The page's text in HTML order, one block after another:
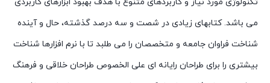
می باشد. کتابهای زیادی در شصت و سه درصد گذشته، حال و آینده
شناخت فراوان جامعه و متخصصان را می طلبد تا با نرم افزارها شناخت
بیشتری را برای طراحان رایانه ای علی الخصوص طراحان خلاقی و فرهنگ